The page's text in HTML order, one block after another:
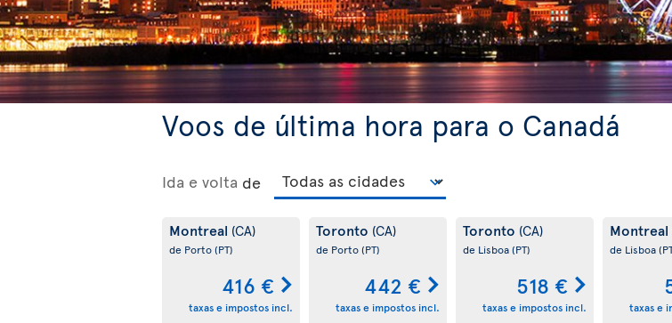
Voos de última hora para o Canadá
Ida e volta de
Montreal (CA)
de Porto(PT)
416 €
taxas e impostos incl.
Toronto (CA)
de Porto(PT)
442 €
taxas e impostos incl.
Toronto (CA)
de Lisboa(PT)
518 €
taxas e impostos incl.
Montreal
de Lisboa
taxas e